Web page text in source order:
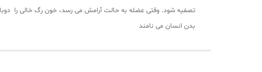
تصفیه شود. وقتی عضله به حالت آرامش می رسد، خون رگ خالی را
بدن انسان می نامند